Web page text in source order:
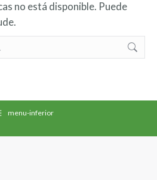
no está disponible. Puede
menu-inferior